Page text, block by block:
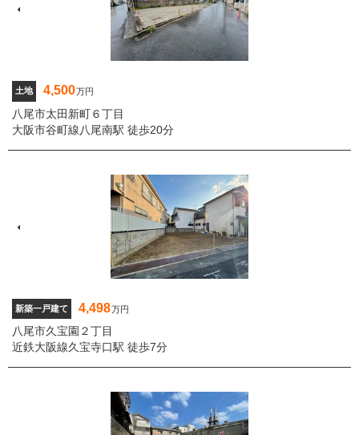
土地 4,500万円
八尾市太田新町６丁目
大阪市谷町線八尾南駅 徒歩20分
新築一戸建て 4,498万円
八尾市久宝園２丁目
近鉄大阪線久宝寺口駅 徒歩7分